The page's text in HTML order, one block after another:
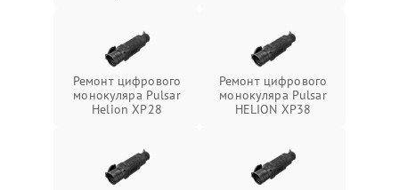
Ремонт цифрового
монокуляра Pulsar
Helion XP28
Ремонт цифрового
монокуляра Pulsar
HELION XP38